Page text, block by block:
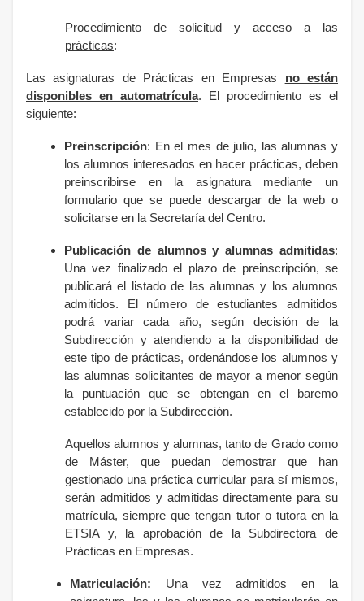
Procedimiento de solicitud y acceso a las
prácticas:
Las asignaturas de Prácticas en Empresas no están
disponibles en automatrícula. El procedimiento es el
siguiente:
Preinscripción: En el mes de julio, las alumnas y
los alumnos interesados en hacer prácticas, deben
preinscribirse en la asignatura mediante un
formulario que se puede descargar de la web o
solicitarse en la Secretaría del Centro.
Publicación de alumnos y alumnas admitidas:
Una vez finalizado el plazo de preinscripción, se
publicará el listado de las alumnas y los alumnos
admitidos. El número de estudiantes admitidos
podrá variar cada año, según decisión de la
Subdirección y atendiendo a la disponibilidad de
este tipo de prácticas, ordenándose los alumnos y
las alumnas solicitantes de mayor a menor según
la puntuación que se obtengan en el baremo
establecido por la Subdirección.
Aquellos alumnos y alumnas, tanto de Grado como
de Máster, que puedan demostrar que han
gestionado una práctica curricular para sí mismos,
serán admitidos y admitidas directamente para su
matrícula, siempre que tengan tutor o tutora en la
ETSIA y, la aprobación de la Subdirectora de
Prácticas en Empresas.
Matriculación: Una vez admitidos en la